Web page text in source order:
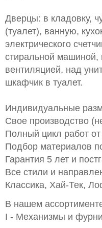
Дверцы: в кладовку,
(туалет), ванную,
электрического
стиральной
вентиляцией, над
шкафчик в туалет.
Индивидуальные
Свое производство
Полный цикл работ
Подбор материалов
Гарантия 5 лет и
Все стили и
Классика, Хай-Тек,
В нашем
I - Механизмы и